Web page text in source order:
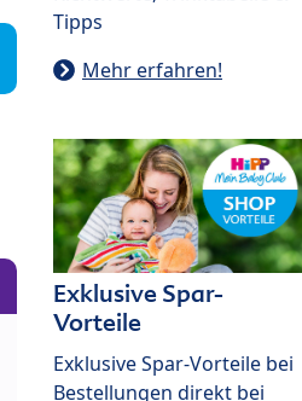
Tipps
Mehr erfahren!
Exklusive Spar-
Vorteile
Exklusive Spar-Vorteile bei
Bestellungen direkt bei